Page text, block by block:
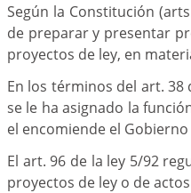
Según la Constitución
de preparar y presentar
proyectos de ley, en
En los términos del art. 38
se le ha asignado la
el encomiende el
El art. 96 de la ley 5/92
proyectos de ley o de